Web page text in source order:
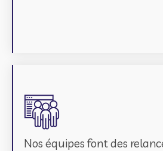
Nos équipes font des